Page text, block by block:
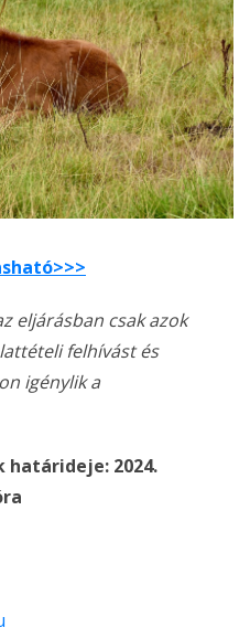
eljárásban csak azok
felhívást és
igénylik a
határideje: 2024.